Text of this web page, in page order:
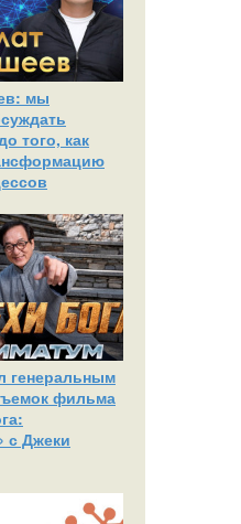
мы
того, как
генеральным
фильма
с Джеки